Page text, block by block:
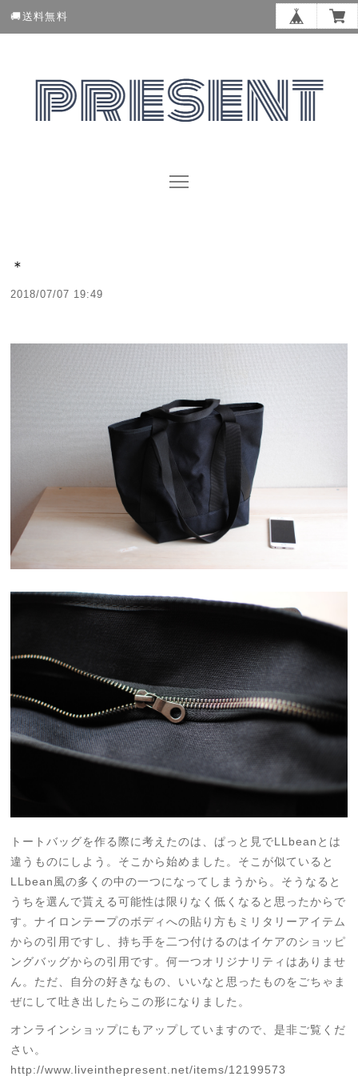
🚚送料無料
＊
2018/07/07 19:49
トートバッグを作る際に考えたのは、ぱっと見でLLbeanとは
違うものにしよう。そこから始めました。そこが似ていると
LLbean風の多くの中の一つになってしまうから。そうなると
うちを選んで貰える可能性は限りなく低くなると思ったからで
す。ナイロンテープのボディへの貼り方もミリタリーアイテム
からの引用ですし、持ち手を二つ付けるのはイケアのショッピ
ングバッグからの引用です。何一つオリジナリティはありませ
ん。ただ、自分の好きなもの、いいなと思ったものをごちゃま
ぜにして吐き出したらこの形になりました。
オンラインショップにもアップしていますので、是非ご覧くだ
さい。
http://www.liveinthepresent.net/items/12199573